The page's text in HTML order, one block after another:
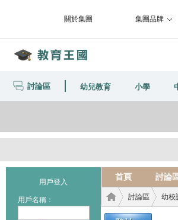
關於集團 集團品牌
討論區 幼兒教育 小學
用戶登入
用戶名稱：
首頁 討論
討論區 幼校